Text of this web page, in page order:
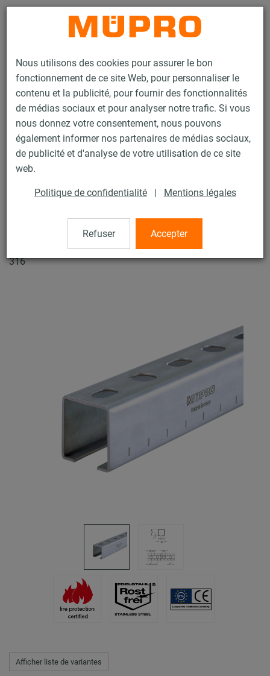
Nous utilisons des cookies pour assurer le bon
fonctionnement de ce site Web, pour personnaliser le
contenu et la publicité, pour fournir des fonctionnalités
de médias sociaux et pour analyser notre trafic. Si vous
nous donnez votre consentement, nous pouvons
également informer nos partenaires de médias sociaux,
de publicité et d'analyse de votre utilisation de ce site
web.
Politique de confidentialité | Mentions légales
Refuser Accepter
Contact
Produits Protection incendie
Fixations testées au feu
Rails d'installation
Rail d’installation MPC
Rail d’installation MPC
Rail d'installation MPC 38/40, Longueur 4.000 mm, Inox
316
Afficher liste de variantes